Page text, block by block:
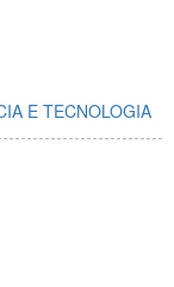
E TECNOLOGIA